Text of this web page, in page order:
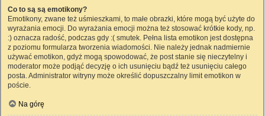
Co to są są emotikony?
Emotikony, zwane też uśmieszkami, to małe obrazki, które mogą być użyte do
wyrażania emocji. Do wyrażania emocji można też stosować krótkie kody, np.
:) oznacza radość, podczas gdy :( smutek. Pełna lista emotikon jest dostępna
z poziomu formularza tworzenia wiadomości. Nie należy jednak nadmiernie
używać emotikon, gdyż mogą spowodować, że post stanie się nieczytelny i
moderator może podjąć decyzję o ich usunięciu bądź też usunięciu całego
posta. Administrator witryny może określić dopuszczalny limit emotikon w
poście.
Na górę